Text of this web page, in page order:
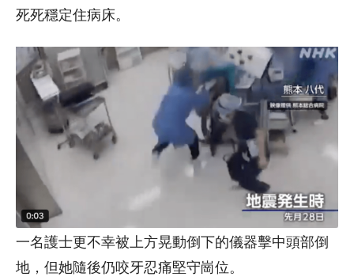
死死穩定住病床。
一名護士更不幸被上方晃動倒下的儀器擊中頭部倒
地，但她隨後仍咬牙忍痛堅守崗位。